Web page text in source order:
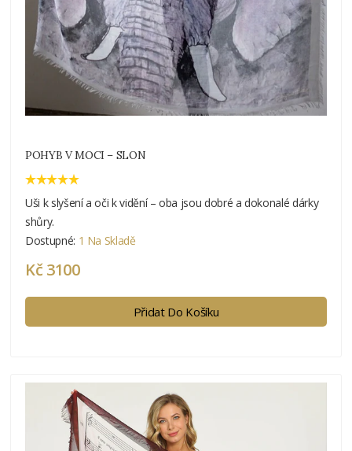
POHYB V MOCI – SLON
Uši k slyšení a oči k vidění – oba jsou dobré a dokonalé dárky
shůry.
Dostupné: 1 Na Skladě
Kč 3100
Přidat Do Košíku